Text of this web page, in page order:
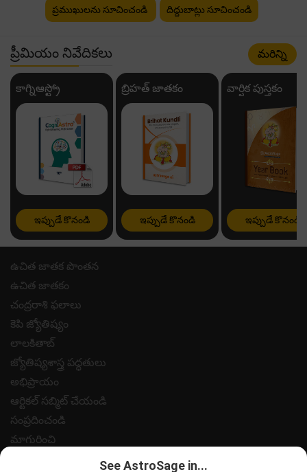
ప్రముఖులను సూచించండి దిద్దుబాట్లు సూచించండి
ప్రీమియం నివేదికలు మరిన్ని
కాగ్నిఆస్ట్రో
ఇప్పుడే కొనండి
బ్రిహత్ జాతకం
ఇప్పుడే కొనండి
వార్షిక పుస్తకం
ఇప్పుడే కొనండి
ఉచిత జాతక పొంతన
ఉచిత జాతకం
చంద్రరాశి ఫలాలు
కెపి జ్యోతిష్యం
లాలకితాబ్
జ్యోతిష్యశాస్త్ర పద్ధతులు
అభిప్రాయం
ఆర్టికల్ సబ్మిట్ చేయండి
సంప్రదించండి
మాగురించి
See AstroSage in...